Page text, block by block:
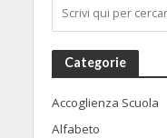
Categorie
Accoglienza Scuola
Alfabeto